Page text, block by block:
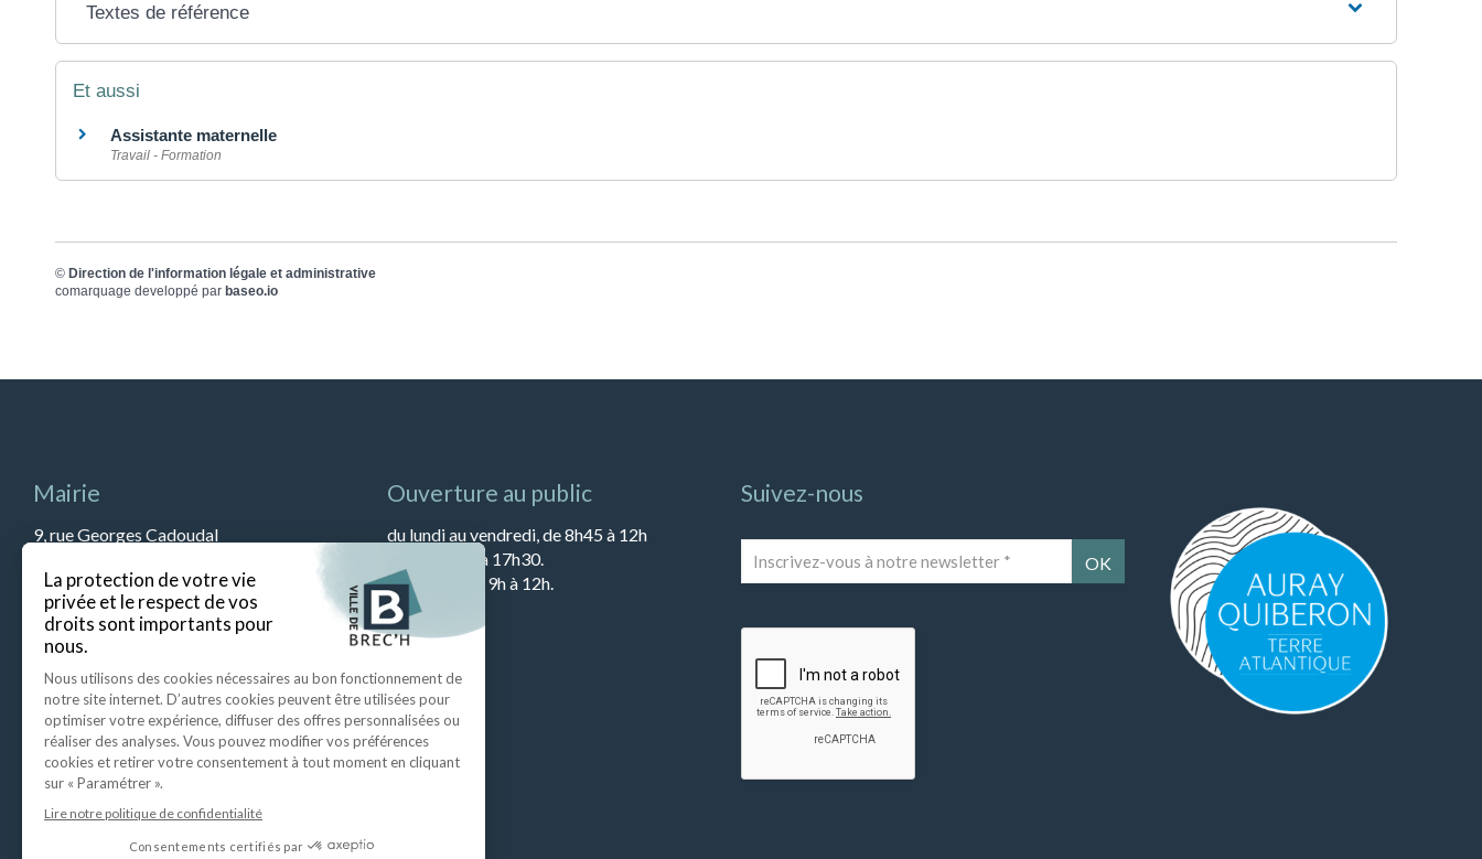
Textes de référence
Et aussi
Assistante maternelle
Travail - Formation
© Direction de l'information légale et administrative
comarquage developpé par baseo.io
Mairie
9, rue Georges Cadoudal
Tél : 02 97 57 79 90
Fax : 02 97 57 52 67
Ouverture au public
du lundi au vendredi, de 8h45 à 12h
et de 13h45 à 17h30.
Le samedi de 9h à 12h.
Suivez-nous
vous
newsletter